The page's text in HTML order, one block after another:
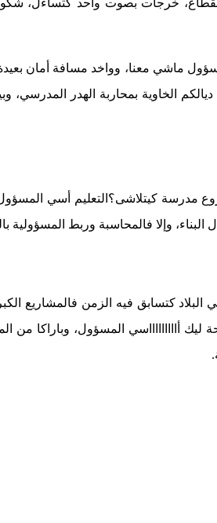
ماشي معنا، وواخد مسافة أمان
الخاوية بمحاربة الهدر المدرسي،
مدرسة كيتلاشى؟التعليم أسي
وإلا فالمحاسبة وربط المسؤولية
كتسابق فيه الزمن فالمشاريع
المسؤول، وباراكا من